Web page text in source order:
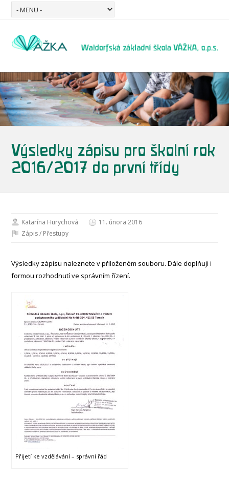
Výsledky zápisu pro školní rok
2016/2017 do první třídy
Katarína Hurychová
11. února 2016
Zápis / Přestupy
Výsledky zápisu naleznete v přiloženém souboru. Dále doplňuji i
formou rozhodnutí ve správním řízení.
Přijetí ke vzdělávání – správní řád